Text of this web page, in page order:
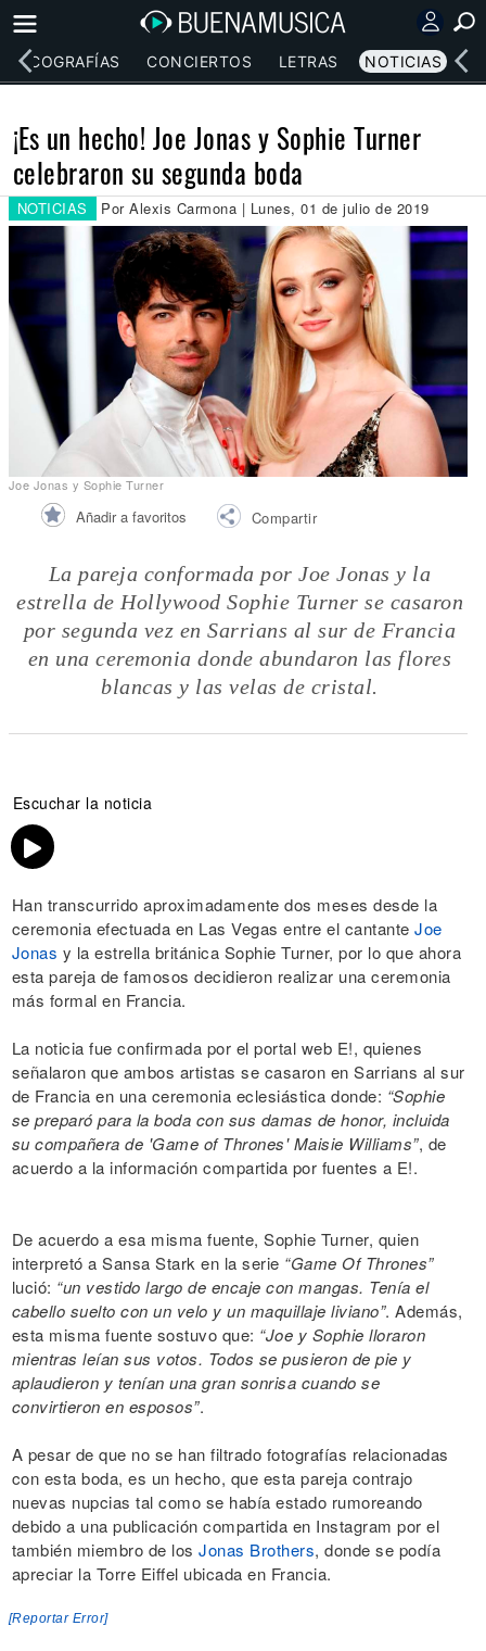
DISCOGRAFÍAS CONCIERTOS LETRAS NOTICIAS
¡Es un hecho! Joe Jonas y Sophie Turner
celebraron su segunda boda
NOTICIAS Por Alexis Carmona | Lunes, 01 de julio de 2019
Joe Jonas y Sophie Turner
Añadir a favoritos Compartir
La pareja conformada por Joe Jonas y la
estrella de Hollywood Sophie Turner se casaron
por segunda vez en Sarrians al sur de Francia
en una ceremonia donde abundaron las flores
blancas y las velas de cristal.
Escuchar la noticia
Han transcurrido aproximadamente dos meses desde la
ceremonia efectuada en Las Vegas entre el cantante Joe
Jonas y la estrella británica Sophie Turner, por lo que ahora
esta pareja de famosos decidieron realizar una ceremonia
más formal en Francia.
La noticia fue confirmada por el portal web E!, quienes
señalaron que ambos artistas se casaron en Sarrians al sur
de Francia en una ceremonia eclesiástica donde: “Sophie
se preparó para la boda con sus damas de honor, incluida
su compañera de 'Game of Thrones' Maisie Williams”, de
acuerdo a la información compartida por fuentes a E!.
De acuerdo a esa misma fuente, Sophie Turner, quien
interpretó a Sansa Stark en la serie “Game Of Thrones”
lució: “un vestido largo de encaje con mangas. Tenía el
cabello suelto con un velo y un maquillaje liviano”. Además,
esta misma fuente sostuvo que: “Joe y Sophie lloraron
mientras leían sus votos. Todos se pusieron de pie y
aplaudieron y tenían una gran sonrisa cuando se
convirtieron en esposos”.
A pesar de que no se han filtrado fotografías relacionadas
con esta boda, es un hecho, que esta pareja contrajo
nuevas nupcias tal como se había estado rumoreando
debido a una publicación compartida en Instagram por el
también miembro de los Jonas Brothers, donde se podía
apreciar la Torre Eiffel ubicada en Francia.
[Reportar Error]